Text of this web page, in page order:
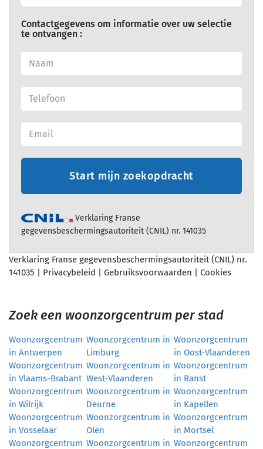
Contactgegevens om informatie over uw selectie
te ontvangen :
Start mijn zoekopdracht
Verklaring Franse
gegevensbeschermingsautoriteit (CNIL) nr. 141035
Verklaring Franse gegevensbeschermingsautoriteit (CNIL) nr.
141035 | Privacybeleid | Gebruiksvoorwaarden | Cookies
Zoek een woonzorgcentrum per stad
Woonzorgcentrum
in Antwerpen
Woonzorgcentrum in
Limburg
Woonzorgcentrum
in Oost-Vlaanderen
Woonzorgcentrum
in Vlaams-Brabant
Woonzorgcentrum in
West-Vlaanderen
Woonzorgcentrum
in Ranst
Woonzorgcentrum
in Wilrijk
Woonzorgcentrum in
Deurne
Woonzorgcentrum
in Kapellen
Woonzorgcentrum
in Vosselaar
Woonzorgcentrum in
Olen
Woonzorgcentrum
in Mortsel
Woonzorgcentrum Woonzorgcentrum in Woonzorgcentrum